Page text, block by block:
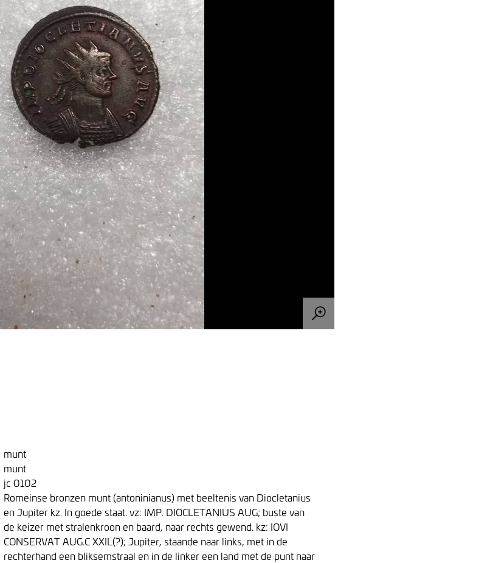
munt
munt
jc 0102
Romeinse bronzen munt (antoninianus) met beeltenis van Diocletanius
en Jupiter kz. In goede staat. vz: IMP. DIOCLETANIUS AUG; buste van
de keizer met stralenkroon en baard, naar rechts gewend. kz: IOVI
CONSERVAT AUG.C XXIL(?); Jupiter, staande naar links, met in de
rechterhand een bliksemstraal en in de linker een land met de punt naar